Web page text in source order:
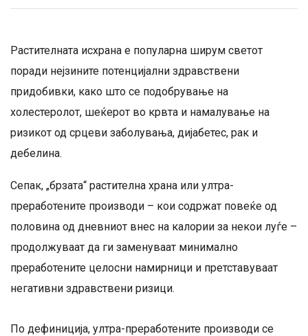
Растителната исхрана е популарна ширум светот
поради нејзините потенцијални здравствени
придобивки, како што се подобрување на
холестеролот, шеќерот во крвта и намалување на
ризикот од срцеви заболувања, дијабетес, рак и
дебелина.
Сепак, „брзата“ растителна храна или ултра-
преработените производи – кои содржат повеќе од
половина од дневниот внес на калории за некои луѓе –
продолжуваат да ги заменуваат минимално
преработените целосни намирници и претставуваат
негативни здравствени ризици.
По дефиниција, ултра-преработените производи се